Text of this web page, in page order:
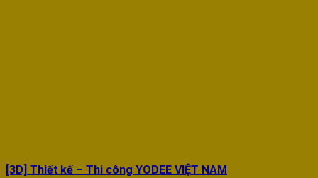
[3D] Thiết kế – Thi công YODEE VIỆT NAM